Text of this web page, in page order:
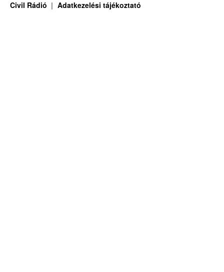
Civil Rádió Adatkezelési tájékoztató